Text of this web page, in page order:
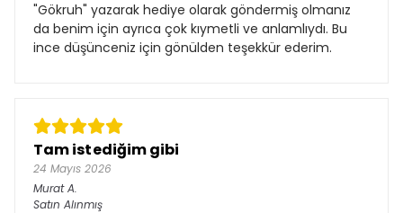
"Gökruh" yazarak hediye olarak göndermiş olmanız
da benim için ayrıca çok kıymetli ve anlamlıydı. Bu
ince düşünceniz için gönülden teşekkür ederim.
Tam istediğim gibi
24 Mayıs 2026
MuratA.
Satın Alınmış